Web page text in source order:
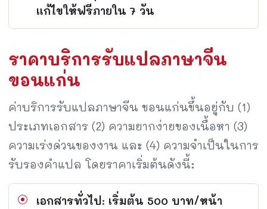
แก้ไขให้ฟรีภายใน 7 วัน
ราคาบริการรับแปลภาษาจีน
ขอนแก่น
ค่าบริการรับแปลภาษาจีน ขอนแก่นขึ้นอยู่กับ (1)
ประเภทเอกสาร (2) ความยากง่ายของเนื้อหา (3)
ความเร่งด่วนของงาน และ (4) ความจำเป็นในการ
รับรองคำแปล โดยราคาเริ่มต้นดังนี้:
เอกสารทั่วไป: เริ่มต้น 500 บาท/หน้า